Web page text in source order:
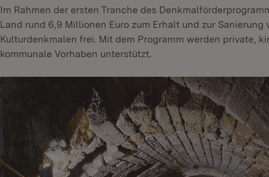
Im Rahmen der ersten Tranche des
Land rund 6,9 Millionen Euro zum Erhalt und zur Sanierung
Kulturdenkmalen frei. Mit dem Programm werden private,
kommunale Vorhaben unterstützt.